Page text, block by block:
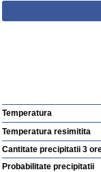
Temperatura
Temperatura resimitita
Cantitate precipitatii 3
Probabilitate precipitatii